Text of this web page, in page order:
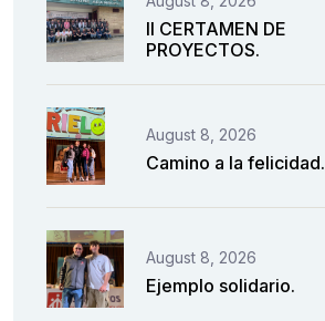
II CERTAMEN DE
PROYECTOS.
August 8, 2026
Camino a la felicidad.
August 8, 2026
Ejemplo solidario.